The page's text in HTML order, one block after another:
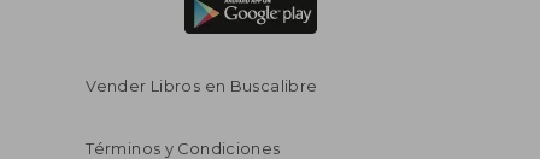
Vender Libros en Buscalibre
Términos y Condiciones